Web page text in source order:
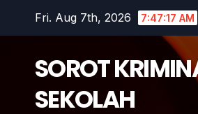
Fri. Aug 7th, 2026 7:47:17 AM
SOROT
SEKOLAH